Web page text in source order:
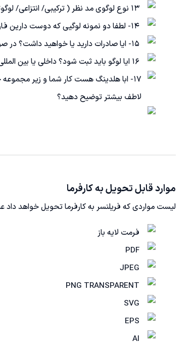
13 نوع لوگوی مد نظر ( ترکیبی/ انتزاعی/ لوگوتایپ/امبلم/ مونوگرام/ مسکات/ تصویری/ سه بعدی/ مینیمال)
14- لطفا دو نمونه لوگیی که دوست دارین فارغ از نوع کار را برام بفرستین تا بتونم سبک موذد نظرتون را بیشتر بدونم
15- ایا صادرات دارید یا خواهید داشت؟ در صورت جواب مثبت لطفا بازار هدف را مشخص کنید کدام کشورها هست؟
16 ایا لوگو باید ثبت شود؟ داخلی یا بین المللی؟
17- ابا هلدینگ هست کار شما و زیر
لاطف بیشتر توضیح دهید؟
موارد قابل تحویل به کارفرما
لیست مواردی که فریلنسر به کارفرما تحویل خواهد داد
فرمت لایه باز
PDF
JPEG
PNG TRANSPARENT
SVG
EPS
AI